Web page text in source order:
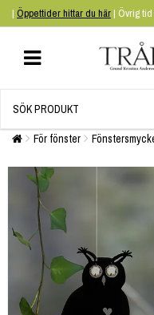
| Öppettider hittar du här| Övrig
För fönster